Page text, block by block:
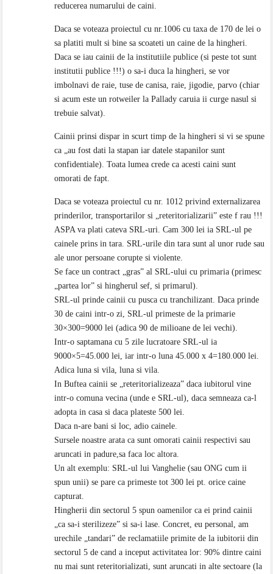
reducerea numarului de caini.
Daca se voteaza proiectul cu nr.1006 cu taxa de 170 de lei o
sa platiti mult si bine sa scoateti un caine de la hingheri.
Daca se iau cainii de la institutiile publice (si peste tot sunt
institutii publice !!!) o sa-i duca la hingheri, se vor
imbolnavi de raie, tuse de canisa, raie, jigodie, parvo (chiar
si acum este un rotweiler la Pallady caruia ii curge nasul si
trebuie salvat).
Cainii prinsi dispar in scurt timp de la hingheri si vi se spune
ca „au fost dati la stapan iar datele stapanilor sunt
confidentiale). Toata lumea crede ca acesti caini sunt
omorati de fapt.
Daca se voteaza proiectul cu nr. 1012 privind externalizarea
prinderilor, transportarilor si „reteritorializarii” este f rau !!!
ASPA va plati cateva SRL-uri. Cam 300 lei ia SRL-ul pe
cainele prins in tara. SRL-urile din tara sunt al unor rude sau
ale unor persoane corupte si violente.
Se face un contract „gras” al SRL-ului cu primaria (primesc
„partea lor” si hingherul sef, si primarul).
SRL-ul prinde cainii cu pusca cu tranchilizant. Daca prinde
30 de caini intr-o zi, SRL-ul primeste de la primarie
30×300=9000 lei (adica 90 de milioane de lei vechi).
Intr-o saptamana cu 5 zile lucratoare SRL-ul ia
9000×5=45.000 lei, iar intr-o luna 45.000 x 4=180.000 lei.
Adica luna si vila, luna si vila.
In Buftea cainii se „reteritorializeaza” daca iubitorul vine
intr-o comuna vecina (unde e SRL-ul), daca semneaza ca-l
adopta in casa si daca plateste 500 lei.
Daca n-are bani si loc, adio cainele.
Sursele noastre arata ca sunt omorati cainii respectivi sau
aruncati in padure,sa faca loc altora.
Un alt exemplu: SRL-ul lui Vanghelie (sau ONG cum ii
spun unii) se pare ca primeste tot 300 lei pt. orice caine
capturat.
Hingherii din sectorul 5 spun oamenilor ca ei prind cainii
„ca sa-i sterilizeze” si sa-i lase. Concret, eu personal, am
urechile „tandari” de reclamatiile primite de la iubitorii din
sectorul 5 de cand a inceput activitatea lor: 90% dintre caini
nu mai sunt reteritorializati, sunt aruncati in alte sectoare (la